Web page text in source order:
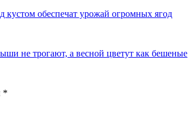
кустом обеспечат урожай огромных ягод
не трогают, а весной цветут как бешеные
*